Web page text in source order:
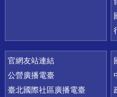
官網友站連結
公營廣播電臺
臺北國際社區廣播電臺